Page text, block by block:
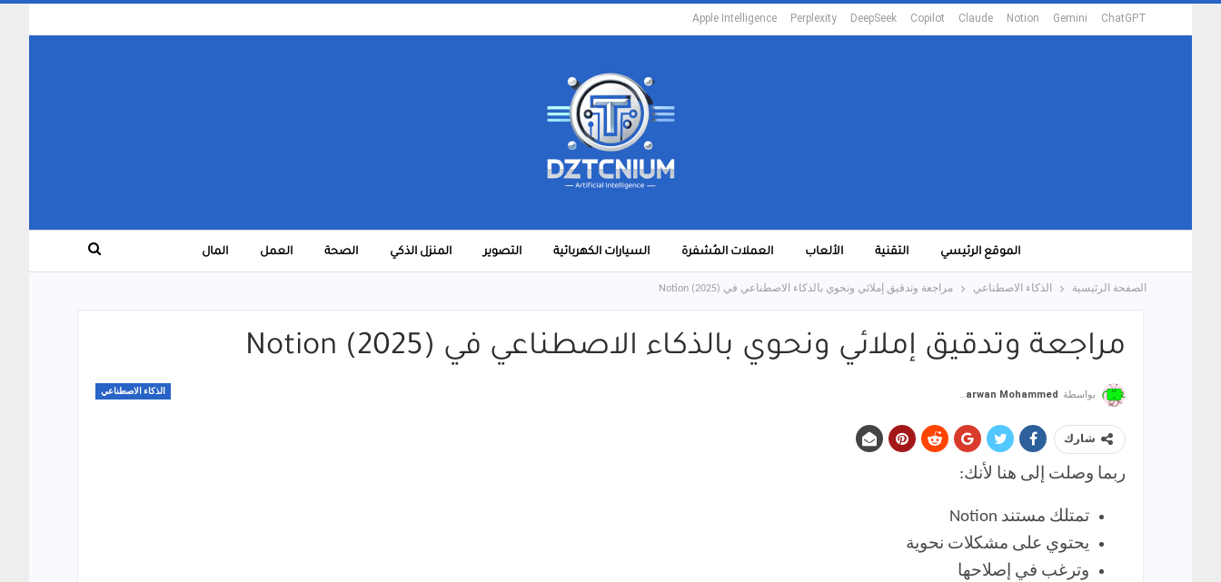
ChatGPT
Gemini
Notion
Claude
Copilot
DeepSeek
Perplexity
Apple Intelligence
الموقع الرئيسي التقنية الألعاب العملات المُشفرة السيارات الكهربائية التصوير المنزل الذكي الصحة العمل المال
الصفحة الرئيسية الذكاء الاصطناعي مراجعة وتدقيق إملائي ونحوي بالذكاء الاصطناعي في Notion (2025)
مراجعة وتدقيق إملائي ونحوي بالذكاء الاصطناعي في Notion (2025)
الذكاء الاصطناعي بواسطة Marwan Mohammed
شارك
ربما وصلت إلى هنا لأنك:
تمتلك مستند Notion
يحتوي على مشكلات نحوية
وترغب في إصلاحها